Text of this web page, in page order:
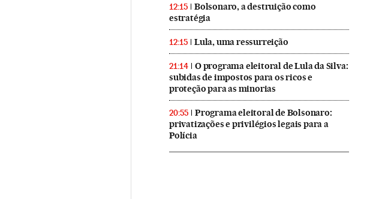
12:15
Bolsonaro, a destruição como
estratégia
12:15 Lula, uma ressurreição
21:14
O programa eleitoral de Lula da Silva:
subidas de impostos para os ricos e
proteção para as minorias
20:55
Programa eleitoral de Bolsonaro:
privatizações e privilégios legais para a
Polícia